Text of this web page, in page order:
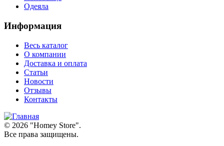
Одеяла
Информация
Весь каталог
О компании
Доставка и оплата
Статьи
Новости
Отзывы
Контакты
© 2026 "Homey Store".
Все права защищены.